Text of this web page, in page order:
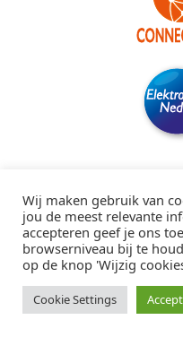
Wij maken gebruik van
jou de meest relevante
accepteren geef je ons
browserniveau bij te
op de knop 'Wijzig
Cookie Settings